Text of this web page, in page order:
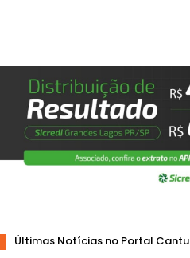
Últimas Notícias no Portal Cantu